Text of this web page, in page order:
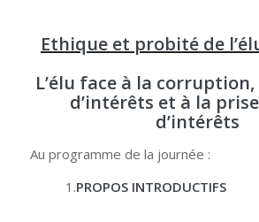
Ethique et probité de
L’élu face à la
d’intérêts et à la
d’intérêts
Au programme de la journée :
1.PROPOS INTRODUCTIFS